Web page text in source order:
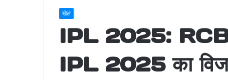
खेल
IPL 2025: RCB
IPL 2025 का